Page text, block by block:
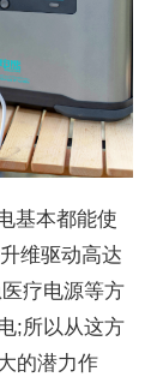
基本都能使
维驱动高达
疗电源等方
;所以从这方
的潜力作